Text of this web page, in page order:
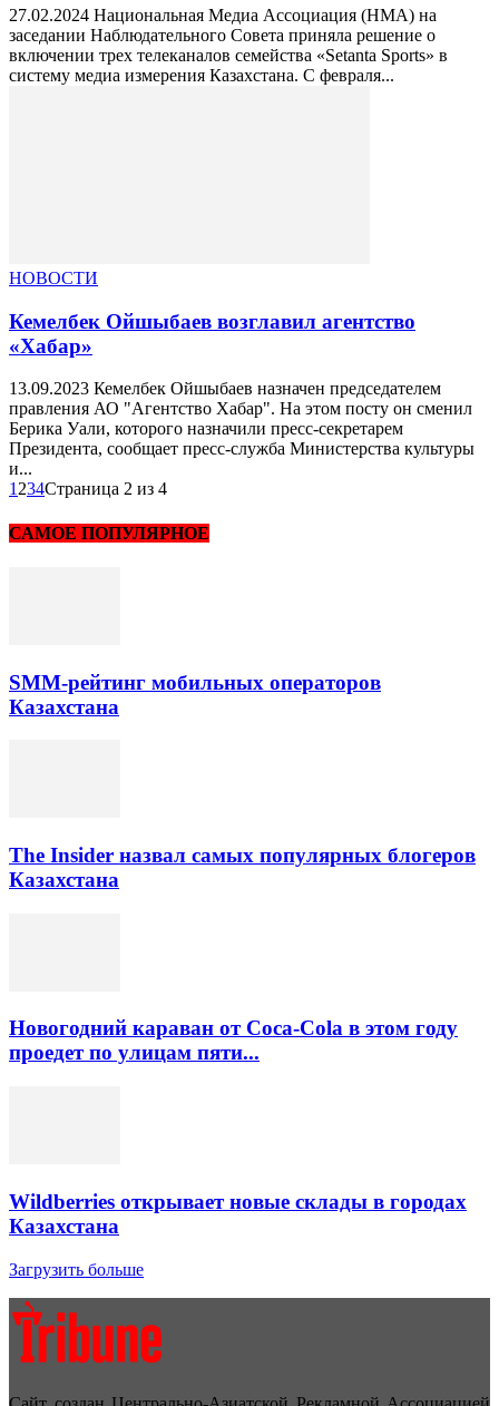
27.02.2024 Национальная Медиа Ассоциация (НМА) на
заседании Наблюдательного Совета приняла решение о
включении трех телеканалов семейства «Setanta Sports» в
систему медиа измерения Казахстана. С февраля...
НОВОСТИ
Кемелбек Ойшыбаев возглавил агентство
«Хабар»
13.09.2023 Кемелбек Ойшыбаев назначен председателем
правления АО "Агентство Хабар". На этом посту он сменил
Берика Уали, которого назначили пресс-секретарем
Президента, сообщает пресс-служба Министерства культуры
и...
1 234Страница 2 из 4
САМОЕ ПОПУЛЯРНОЕ
SMM-рейтинг мобильных операторов
Казахстана
The Insider назвал самых популярных блогеров
Казахстана
Новогодний караван от Coca-Cola в этом году
проедет по улицам пяти...
Wildberries открывает новые склады в городах
Казахстана
Загрузить больше